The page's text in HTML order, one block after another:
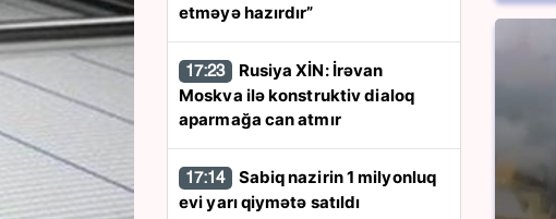
etməyə hazırdır”
17:23
Moskva ilə konstruktiv dialoq
aparmağa can atmır
17:14
evi yarı qiymətə satıldı